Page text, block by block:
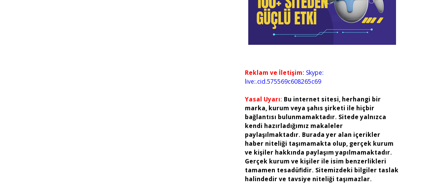
Reklam ve İletişim: Skype:
live:.cid.575569c608265c69
Yasal Uyarı: Bu internet sitesi, herhangi bir
marka, kurum veya şahıs şirketi ile hiçbir
bağlantısı bulunmamaktadır. Sitede yalnızca
kendi hazırladığımız makaleler
paylaşılmaktadır. Burada yer alan içerikler
haber niteliği taşımamakta olup, gerçek kurum
ve kişiler hakkında paylaşım yapılmamaktadır.
Gerçek kurum ve kişiler ile isim benzerlikleri
tamamen tesadüfidir. Sitemizdeki bilgiler taslak
halindedir ve tavsiye niteliği taşımazlar.